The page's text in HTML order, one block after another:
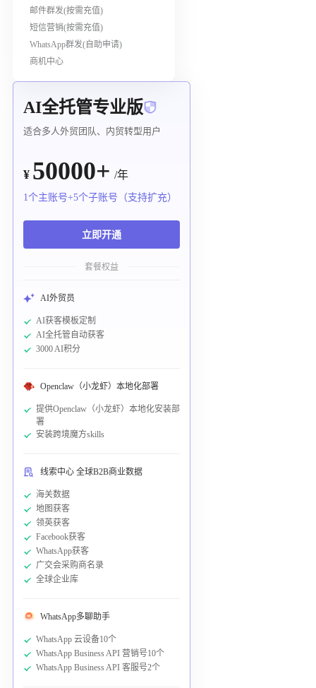
邮件群发(按需充值)
短信营销(按需充值)
WhatsApp群发(自助申请)
商机中心
AI全托管专业版
适合多人外贸团队、内贸转型用户
¥ 50000+ /年
1个主账号+5个子账号（支持扩充）
立即开通
套餐权益
AI外贸员
AI获客模板定制
AI全托管自动获客
3000 AI积分
Openclaw（小龙虾）本地化部署
提供Openclaw（小龙虾）本地化安装部
署
安装跨境魔方skills
线索中心 全球B2B商业数据
海关数据
地图获客
领英获客
Facebook获客
WhatsApp获客
广交会采购商名录
全球企业库
WhatsApp多聊助手
WhatsApp 云设备10个
WhatsApp Business API 营销号10个
WhatsApp Business API 客服号2个